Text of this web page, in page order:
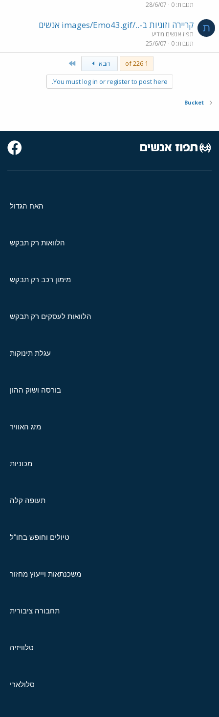
תגובות 0
28/6/07
ת קריירה וזוגיות ב-../images/Emo43.gif אנשים
תפוז אנשים מודיע
תגובות 0
25/6/07
1 of 226 הבא
You must log in or register to post here.
Bucket
האח הגדול
הלוואות רק תבקש
מימון רכב רק תבקש
הלוואות לעסקים רק תבקש
עגלת תינוקות
בורסה ושוק ההון
מזג האוויר
מכוניות
תעופה קלה
טיולים וחופש בחו"ל
משכנתאות וייעוץ מחזור
תחבורה ציבורית
טלוויזיה
סלולארי